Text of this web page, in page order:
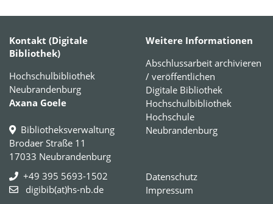
Kontakt (Digitale
Bibliothek)
Hochschulbibliothek
Neubrandenburg
Axana Goele
Bibliotheksverwaltung
Brodaer Straße 11
17033 Neubrandenburg
+49 395 5693-1502
digibib(at)hs-nb.de
Weitere Informationen
Abschlussarbeit archivieren
/ veröffentlichen
Digitale Bibliothek
Hochschulbibliothek
Hochschule
Neubrandenburg
Datenschutz
Impressum